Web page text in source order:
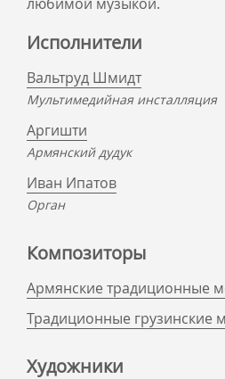
Исполнители
Вальтруд Шмидт
Мультимедийная инсталляция
Аргишти
Армянский дудук
Иван Ипатов
Орган
Композиторы
Армянские традиционные
Традиционные грузинские
Художники